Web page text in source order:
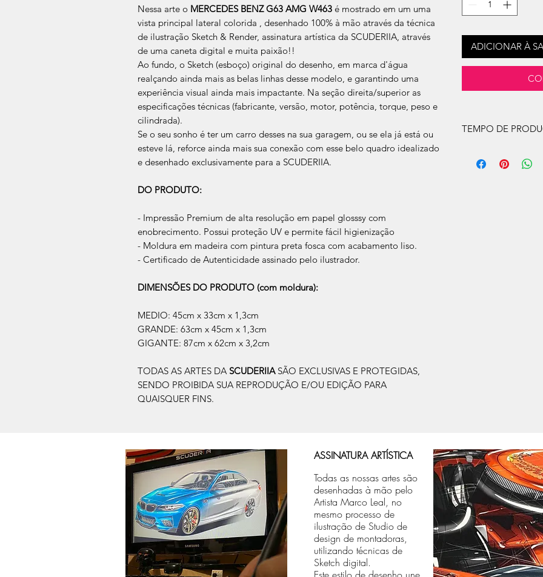
Nessa arte o MERCEDES BENZ G63 AMG W463 é mostrado em um uma
vista principal lateral colorida , desenhado 100% à mão através da técnica
de ilustração Sketch & Render, assinatura artística da SCUDERIIA, através
de uma caneta digital e muita paixão!!
Ao fundo, o Sketch (esboço) original do desenho, em marca d'água
realçando ainda mais as belas linhas desse modelo, e garantindo uma
experiência visual ainda mais impactante. Na seção direita/superior as
especificações técnicas (fabricante, versão, motor, potência, torque, peso e
cilindrada).
Se o seu sonho é ter um carro desses na sua garagem, ou se ela já está ou
esteve lá, reforce ainda mais sua conexão com esse belo quadro idealizado
e desenhado exclusivamente para a SCUDERIIA.
DO PRODUTO:
- Impressão Premium de alta resolução em papel glosssy com
enobrecimento. Possui proteção UV e permite fácil higienização
- Moldura em madeira com pintura preta fosca com acabamento liso.
- Certificado de Autenticidade assinado pelo ilustrador.
DIMENSÕES DO PRODUTO (com moldura):
MEDIO: 45cm x 33cm x 1,3cm
GRANDE: 63cm x 45cm x 1,3cm
GIGANTE: 87cm x 62cm x 3,2cm
TODAS AS ARTES DA SCUDERIIA SÃO EXCLUSIVAS E PROTEGIDAS,
SENDO PROIBIDA SUA REPRODUÇÃO E/OU EDIÇÃO PARA
QUAISQUER FINS.
ADICIONAR À
TEMPO DE
úteis, após a
ASSINATURA ARTÍSTICA
Todas as nossas artes são
desenhadas à mão pelo
Artista Marco Leal, no
mesmo processo de
ilustração de Studio de
design de montadoras,
utilizando técnicas de
Sketch digital.